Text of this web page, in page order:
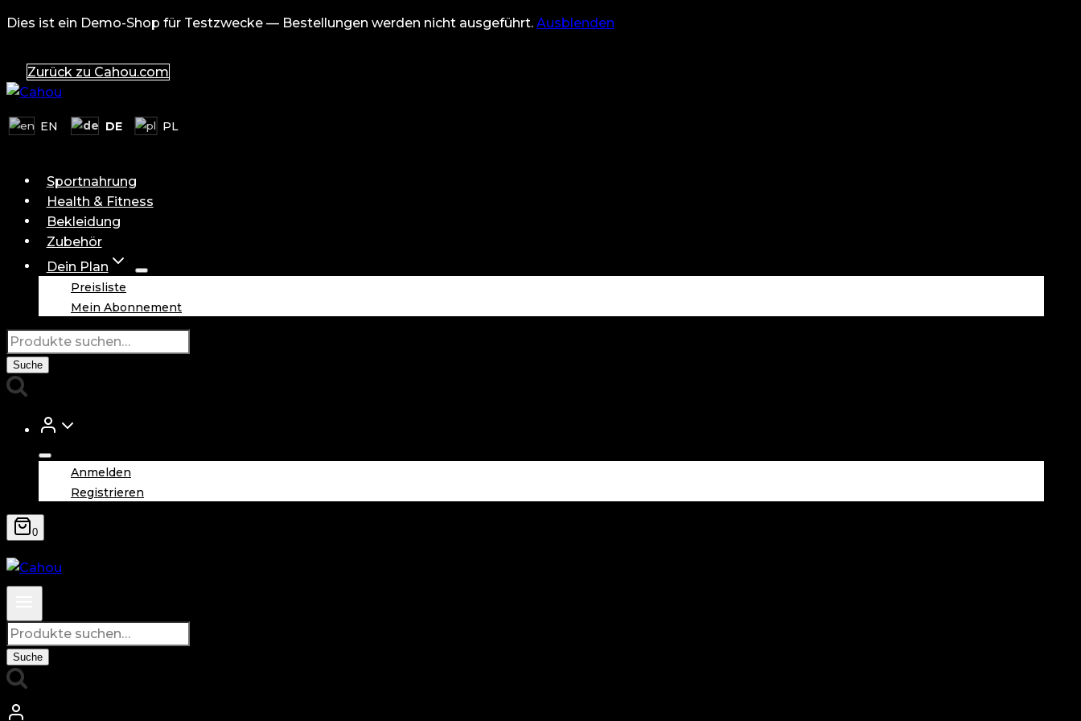
Zum
springen
Dies ist ein Demo-Shop für Testzwecke — Bestellungen werden nicht ausgeführt. Ausblenden
Zurück zu Cahou.com
EN DE PL
Sportnahrung
Health & Fitness
Bekleidung
Zubehör
Dein Plan
Preisliste
Mein Abonnement
Suche
nach:
Suche
Anmelden
Registrieren
0
Suche
nach:
Suche